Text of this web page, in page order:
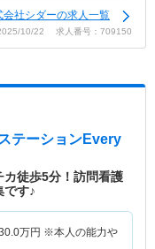
会社シダーの求人一覧
10/22 求人番号：709150
テーションEvery
カ徒歩5分！訪問看護
です♪
万円 ※本人の能力や